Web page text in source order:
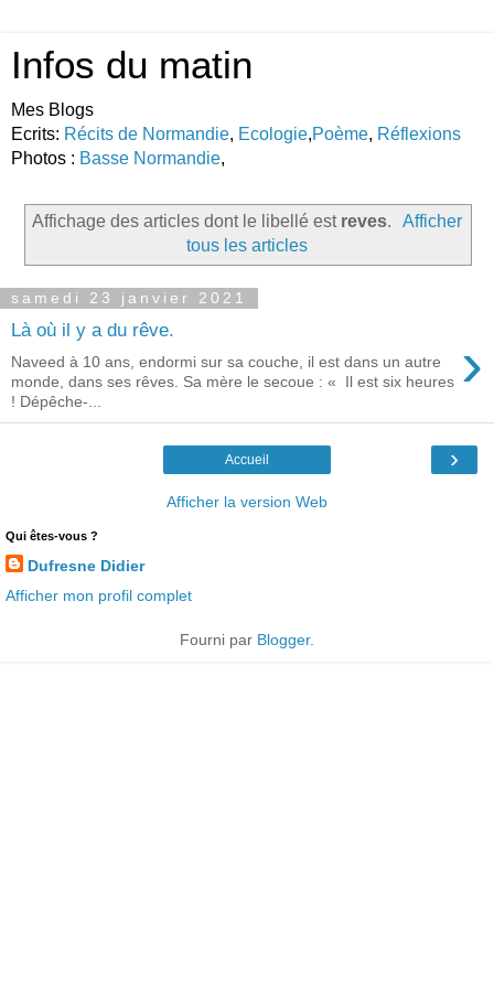
Infos du matin
Mes Blogs
Ecrits: Récits de Normandie, Ecologie,Poème, Réflexions
Photos : Basse Normandie,
Affichage des articles dont le libellé est reves.
Afficher
tous les articles
samedi 23 janvier 2021
Là où il y a du rêve. ›
Naveed à 10 ans, endormi sur sa couche, il est dans un autre
monde, dans ses rêves. Sa mère le secoue : « Il est six heures
! Dépêche-...
›
Accueil
Afficher la version Web
Qui êtes-vous ?
Dufresne Didier
Afficher mon profil complet
Fourni par Blogger.